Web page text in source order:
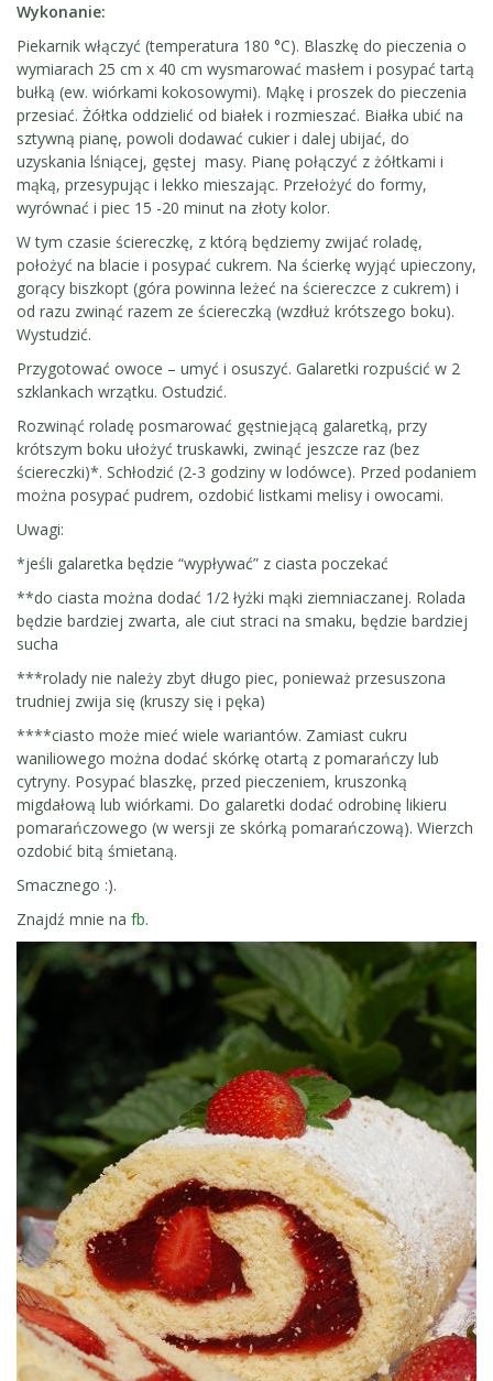
Wykonanie:
Piekarnik włączyć (temperatura 180 °C). Blaszkę do pieczenia o
wymiarach 25 cm x 40 cm wysmarować masłem i posypać tartą
bułką (ew. wiórkami kokosowymi). Mąkę i proszek do pieczenia
przesiać. Żółtka oddzielić od białek i rozmieszać. Białka ubić na
sztywną pianę, powoli dodawać cukier i dalej ubijać, do
uzyskania lśniącej, gęstej masy. Pianę połączyć z żółtkami i
mąką, przesypując i lekko mieszając. Przełożyć do formy,
wyrównać i piec 15 -20 minut na złoty kolor.
W tym czasie ściereczkę, z którą będziemy zwijać roladę,
położyć na blacie i posypać cukrem. Na ścierkę wyjąć upieczony,
gorący biszkopt (góra powinna leżeć na ściereczce z cukrem) i
od razu zwinąć razem ze ściereczką (wzdłuż krótszego boku).
Wystudzić.
Przygotować owoce – umyć i osuszyć. Galaretki rozpuścić w 2
szklankach wrzątku. Ostudzić.
Rozwinąć roladę posmarować gęstniejącą galaretką, przy
krótszym boku ułożyć truskawki, zwinąć jeszcze raz (bez
ściereczki)*. Schłodzić (2-3 godziny w lodówce). Przed podaniem
można posypać pudrem, ozdobić listkami melisy i owocami.
Uwagi:
*jeśli galaretka będzie “wypływać” z ciasta poczekać
**do ciasta można dodać 1/2 łyżki mąki ziemniaczanej. Rolada
będzie bardziej zwarta, ale ciut straci na smaku, będzie bardziej
sucha
***rolady nie należy zbyt długo piec, ponieważ przesuszona
trudniej zwija się (kruszy się i pęka)
****ciasto może mieć wiele wariantów. Zamiast cukru
waniliowego można dodać skórkę otartą z pomarańczy lub
cytryny. Posypać blaszkę, przed pieczeniem, kruszonką
migdałową lub wiórkami. Do galaretki dodać odrobinę likieru
pomarańczowego (w wersji ze skórką pomarańczową). Wierzch
ozdobić bitą śmietaną.
Smacznego :).
Znajdź mnie na fb.